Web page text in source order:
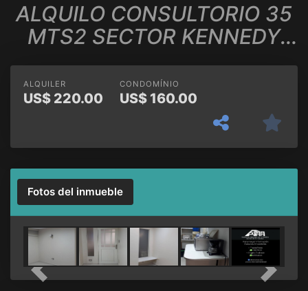
ALQUILO CONSULTORIO 35
MTS2 SECTOR KENNEDY
VIEJA
ALQUILER
US$ 220.00
CONDOMÍNIO
US$ 160.00
Fotos del inmueble
Previous Next